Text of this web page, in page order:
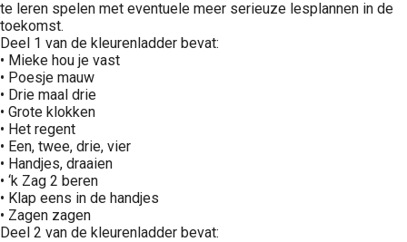
te leren spelen met eventuele meer serieuze lesplannen in de
toekomst.
Deel 1 van de kleurenladder bevat:
• Mieke hou je vast
• Poesje mauw
• Drie maal drie
• Grote klokken
• Het regent
• Een, twee, drie, vier
• Handjes, draaien
• ‘k Zag 2 beren
• Klap eens in de handjes
• Zagen zagen
Deel 2 van de kleurenladder bevat: